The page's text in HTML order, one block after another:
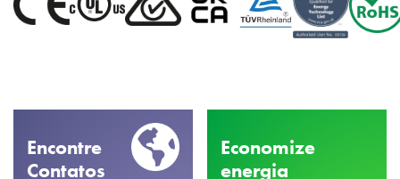
Encontre
Contatos
Economize
energia